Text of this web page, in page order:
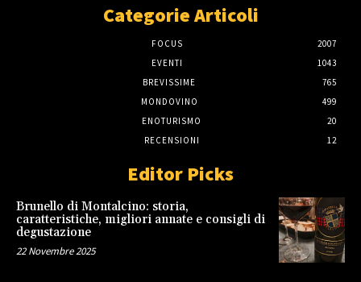
Categorie Articoli
FOCUS
2007
EVENTI
1043
BREVISSIME
765
MONDOVINO
499
ENOTURISMO
20
RECENSIONI
12
Editor Picks
Brunello di Montalcino: storia,
caratteristiche, migliori annate e consigli di
degustazione
22 Novembre 2025